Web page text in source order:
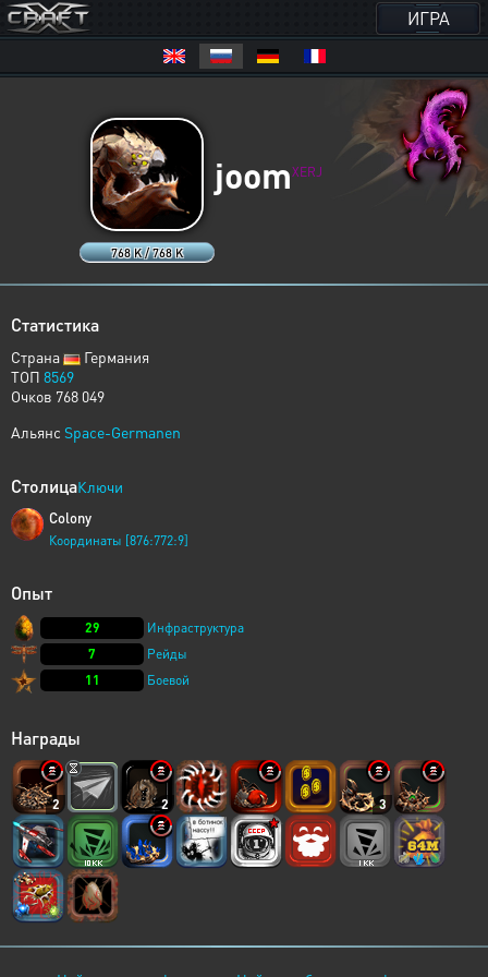
ИГРА
768 K / 768 K
joomXERJ
Статистика
Страна
Германия
ТОП 8569
Очков 768 049
Альянс Space-Germanen
СтолицаКлючи
Colony
Координаты [876:772:9]
Опыт
29
Инфраструктура
7
Рейды
11
Боевой
Награды
2 2 3